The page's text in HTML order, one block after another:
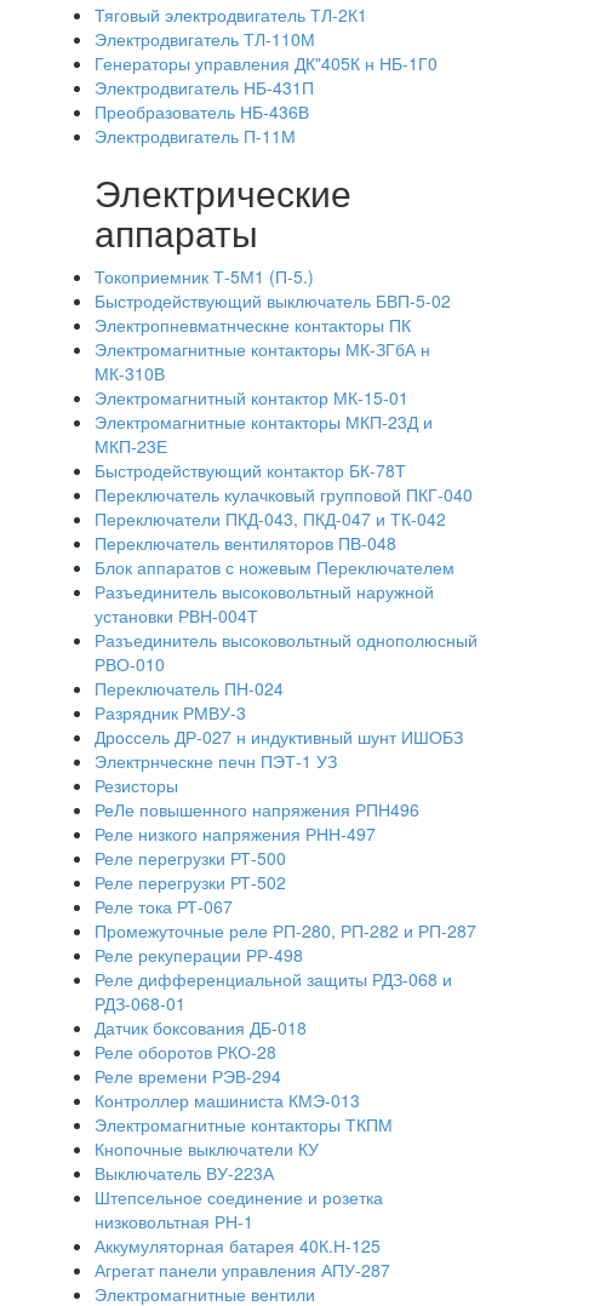
Тяговый электродвигатель ТЛ-2К1
Электродвигатель ТЛ-110М
Генераторы управления ДК"405К н НБ-1Г0
Электродвигатель НБ-431П
Преобразователь НБ-436В
Электродвигатель П-11М
Электрические
аппараты
Токоприемник Т-5М1 (П-5.)
Быстродействующий выключатель БВП-5-02
Электропневматнческне контакторы ПК
Электромагнитные контакторы МК-ЗГбА н
МК-310В
Электромагнитный контактор МК-15-01
Электромагнитные контакторы МКП-23Д и
МКП-23Е
Быстродействующий контактор БК-78Т
Переключатель кулачковый групповой ПКГ-040
Переключатели ПКД-043, ПКД-047 и ТК-042
Переключатель вентиляторов ПВ-048
Блок аппаратов с ножевым Переключателем
Разъединитель высоковольтный наружной
установки РВН-004Т
Разъединитель высоковольтный однополюсный
РВО-010
Переключатель ПН-024
Разрядник РМВУ-3
Дроссель ДР-027 н индуктивный шунт ИШОБЗ
Электрнческне печн ПЭТ-1 УЗ
Резисторы
РеЛе повышенного напряжения РПН496
Реле низкого напряжения РНН-497
Реле перегрузки РТ-500
Реле перегрузки РТ-502
Реле тока РТ-067
Промежуточные реле РП-280, РП-282 и РП-287
Реле рекуперации РР-498
Реле дифференциальной защиты РДЗ-068 и
РДЗ-068-01
Датчик боксования ДБ-018
Реле оборотов РКО-28
Реле времени РЭВ-294
Контроллер машиниста КМЭ-013
Электромагнитные контакторы ТКПМ
Кнопочные выключатели КУ
Выключатель ВУ-223А
Штепсельное соединение и розетка
низковольтная РН-1
Аккумуляторная батарея 40К.Н-125
Агрегат панели управления АПУ-287
Электромагнитные вентили